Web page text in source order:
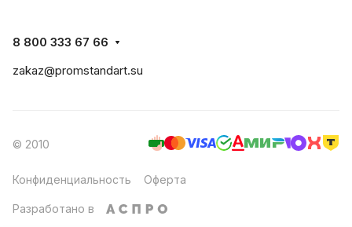
8 800 333 67 66
zakaz@promstandart.su
© 2010
Конфиденциальность Оферта
Разработано в